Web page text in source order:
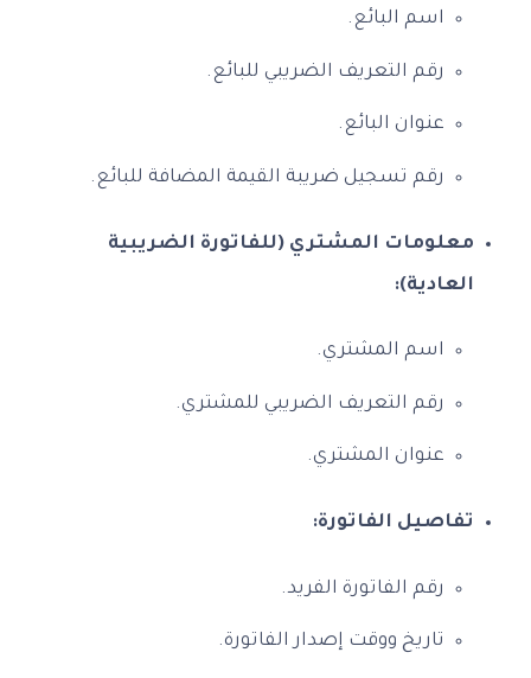
اسم البائع.
رقم التعريف الضريبي للبائع.
عنوان البائع.
رقم تسجيل ضريبة القيمة المضافة للبائع.
معلومات المشتري (للفاتورة الضريبية
العادية):
اسم المشتري.
رقم التعريف الضريبي للمشتري.
عنوان المشتري.
تفاصيل الفاتورة:
رقم الفاتورة الفريد.
تاريخ ووقت إصدار الفاتورة.